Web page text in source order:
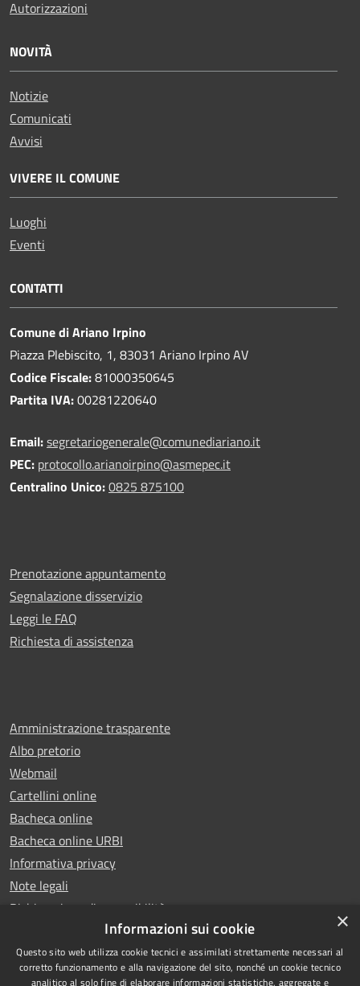
Autorizzazioni
NOVITÀ
Notizie
Comunicati
Avvisi
VIVERE IL COMUNE
Luoghi
Eventi
CONTATTI
Comune di Ariano Irpino
Piazza Plebiscito, 1, 83031 Ariano Irpino AV
Codice Fiscale:81000350645
Partita IVA:00281220640
Email:segretariogenerale@comunediariano.it
PEC: protocollo.arianoirpino@asmepec.it
Centralino Unico:0825 875100
Prenotazione appuntamento
Segnalazione disservizio
Leggi le FAQ
Richiesta di assistenza
Amministrazione trasparente
Albo pretorio
Webmail
Cartellini online
Bacheca online
Bacheca online URBI
Informativa privacy
Note legali
Dichiarazione di accessibilità
×
Informazioni sui cookie
Questo sito web utilizza cookie tecnici e assimilati strettamente necessari al
corretto funzionamento e alla navigazione del sito, nonché un cookie tecnico
analitico al solo fine di elaborare informazioni statistiche, aggregate e